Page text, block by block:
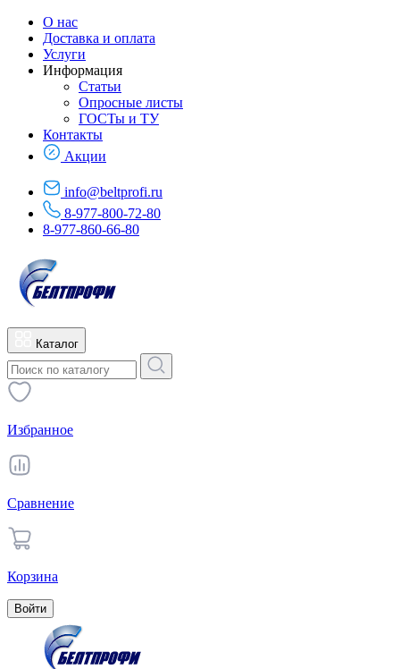
О нас
Доставка и оплата
Услуги
Информация
Статьи
Опросные листы
ГОСТы и ТУ
Контакты
Акции
info@beltprofi.ru
8-977-800-72-80
8-977-860-66-80
Каталог
Избранное
Сравнение
Корзина
Войти